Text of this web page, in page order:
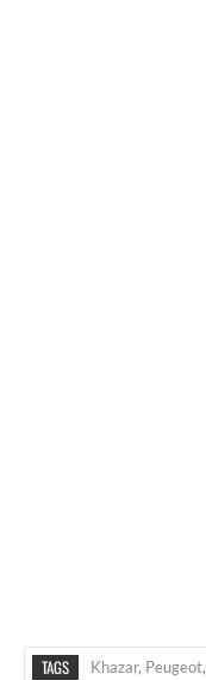
TAGS Khazar, Peugeot,